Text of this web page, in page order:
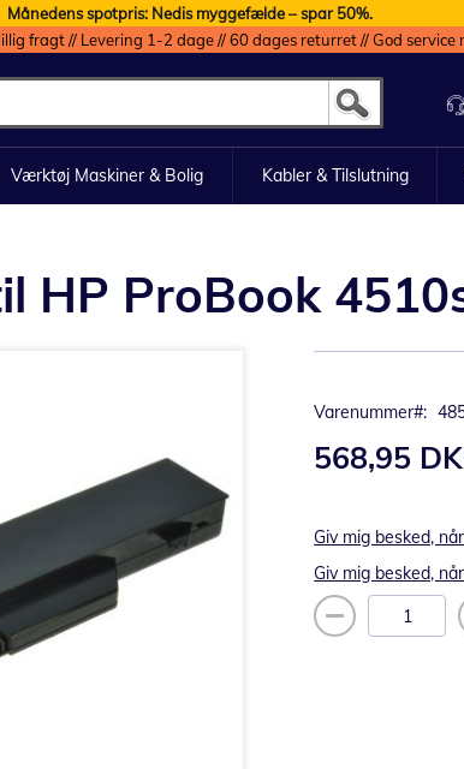
Månedens spotpris: Nedis myggefælde – spar 50%.
fragt // Levering 1-2 dage // 60 dages returret // God service
Værktøj Maskiner & Bolig Kabler & Tilslutning
HP ProBook
Varenummer
568,95
Giv mig besked,
Giv mig besked,